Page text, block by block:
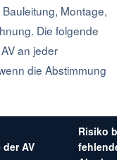
Montage,
Die folgende
an jeder
die Abstimmung
AV
Risiko bei
fehlender